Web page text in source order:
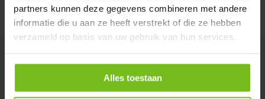
partners kunnen deze gegevens combineren met andere
informatie die u aan ze heeft verstrekt of die ze hebben
verzameld op basis van uw gebruik van hun services.
Alles toestaan
Partager